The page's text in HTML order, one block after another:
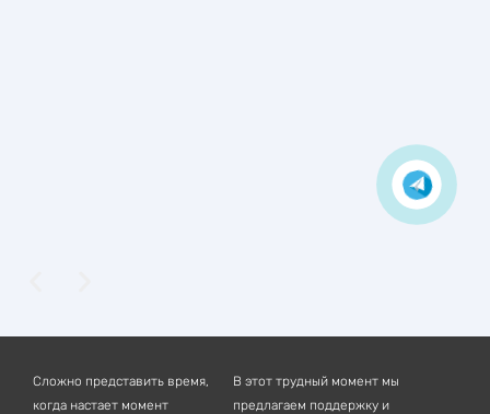
Сложно представить время,
когда настает момент
В этот трудный момент мы
предлагаем поддержку и